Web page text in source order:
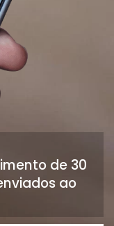
de 30
ao